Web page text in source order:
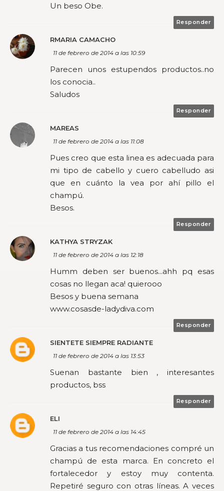
Un beso Obe.
Responder
RMARIA CAMACHO
11 de febrero de 2014 a las 10:59
Parecen unos estupendos productos..no
los conocia..
Saludos
Responder
MAREAS
11 de febrero de 2014 a las 11:08
Pues creo que esta linea es adecuada para
mi tipo de cabello y cuero cabelludo asi
que en cuánto la vea por ahí pillo el
champú.
Besos.
Responder
KATHYA STRYZAK
11 de febrero de 2014 a las 12:18
Humm deben ser buenos...ahh pq esas
cosas no llegan aca! quierooo
Besos y buena semana
www.cosasde-ladydiva.com
Responder
SIENTETE SIEMPRE RADIANTE
11 de febrero de 2014 a las 13:53
Suenan bastante bien , interesantes
productos, bss
Responder
ELI
11 de febrero de 2014 a las 14:45
Gracias a tus recomendaciones compré un
champú de esta marca. En concreto el
fortalecedor y estoy muy contenta.
Repetiré seguro con otras líneas. A veces